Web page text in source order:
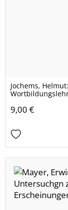
Jochems,
9,00 €